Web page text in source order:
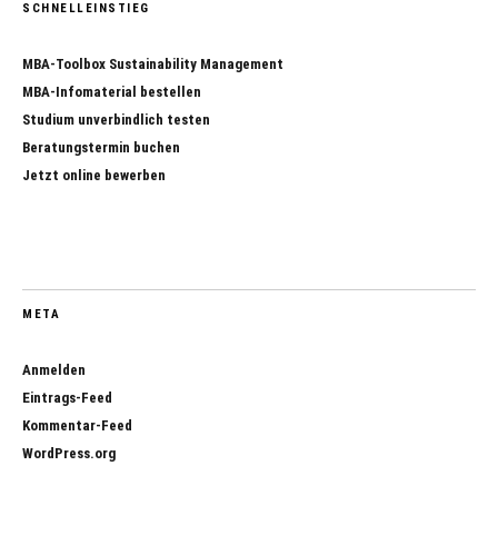
SCHNELLEINSTIEG
MBA-Toolbox Sustainability Management
MBA-Infomaterial bestellen
Studium unverbindlich testen
Beratungstermin buchen
Jetzt online bewerben
META
Anmelden
Eintrags-Feed
Kommentar-Feed
WordPress.org